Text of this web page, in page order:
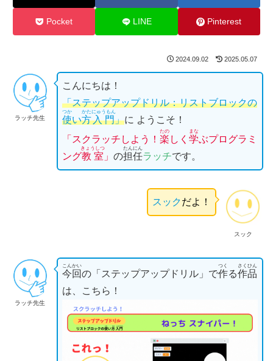
Pocket LINE Pinterest
2024.09.02 2025.05.07
ラッチ先生
こんにちは！
「ステップアップドリル：リストブロックの
使
つか
い方
かた
入門
にゅうもん
」に ようこそ！
「スクラッチしよう！ 楽
たの
しく 学
まな
ぶプログラミ
ング教室
きょうしつ
」 の担任
たんにん
ラッチです。
スック
スックだよ！
ラッチ先生
今回
こんかい
の「ステップアップドリル」で作
つく
る作品
さくひん
は、こちら！